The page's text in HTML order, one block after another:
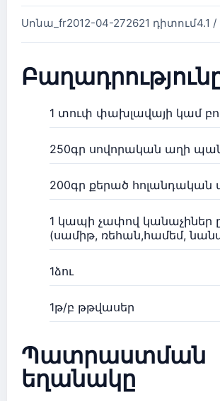
Սոնա_fr2012-04-272621 դիտում4.1 /
1 տուփ փախլավայի կամ
250գր սովորական աղի
200գր քերած հոլանդական
1 կապի չափով կանաչիներ
(սամիթ, ռեհան,համեմ,
1ձու
1թ/բ թթվասեր
Պատրաստման
եղանակը